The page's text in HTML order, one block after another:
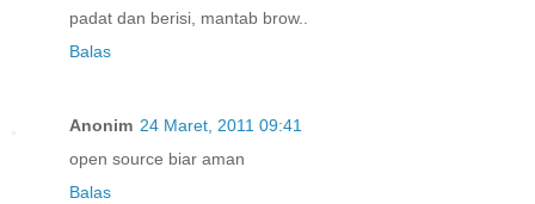
padat dan berisi, mantab brow..
Balas
Anonim 24 Maret, 2011 09:41
open source biar aman
Balas